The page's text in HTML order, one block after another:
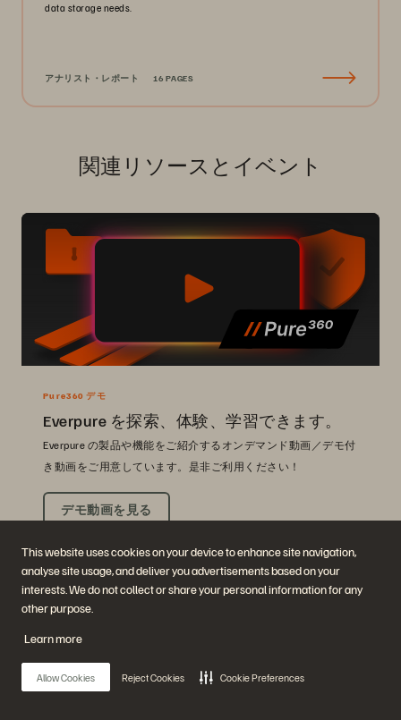
This website uses cookies on your device to enhance site navigation,
analyse site usage, and deliver you advertisements based on your
interests. We do not collect or share your personal information for any
other purpose.
Learn more
Allow Cookies Reject Cookies Cookie Preferences
data storage needs.
アナリスト・レポート 16 PAGES
関連リソースとイベント
Pure360 デモ
Everpure を探索、体験、学習できます。
Everpure の製品や機能をご紹介するオンデマンド動画／デモ付
き動画をご用意しています。是非ご利用ください！
デモ動画を見る